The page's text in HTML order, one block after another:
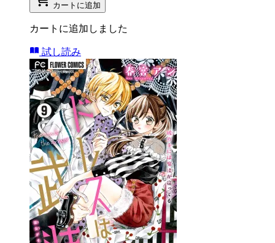
カートに追加
カートに追加しました
試し読み